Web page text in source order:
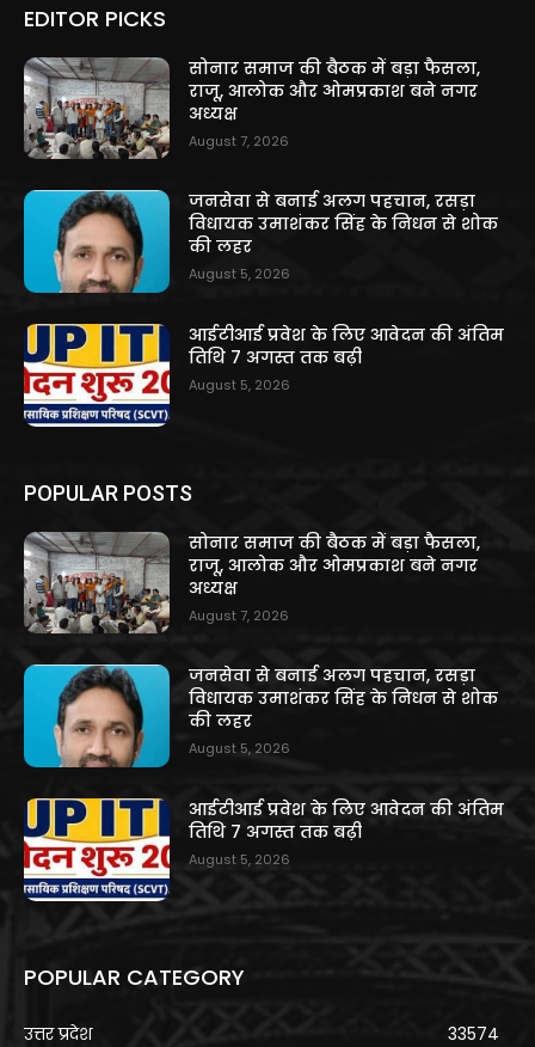
EDITOR PICKS
सोनार समाज की बैठक में बड़ा फैसला,
राजू, आलोक और ओमप्रकाश बने नगर
अध्यक्ष
August 7, 2026
जनसेवा से बनाई अलग पहचान, रसड़ा
विधायक उमाशंकर सिंह के निधन से शोक
की लहर
August 5, 2026
आईटीआई प्रवेश के लिए आवेदन की अंतिम
तिथि 7 अगस्त तक बढ़ी
August 5, 2026
POPULAR POSTS
सोनार समाज की बैठक में बड़ा फैसला,
राजू, आलोक और ओमप्रकाश बने नगर
अध्यक्ष
August 7, 2026
जनसेवा से बनाई अलग पहचान, रसड़ा
विधायक उमाशंकर सिंह के निधन से शोक
की लहर
August 5, 2026
आईटीआई प्रवेश के लिए आवेदन की अंतिम
तिथि 7 अगस्त तक बढ़ी
August 5, 2026
POPULAR CATEGORY
उत्तर प्रदेश
33574